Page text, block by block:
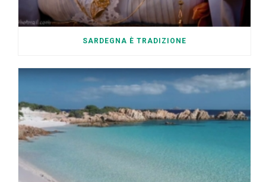
SARDEGNA È TRADIZIONE